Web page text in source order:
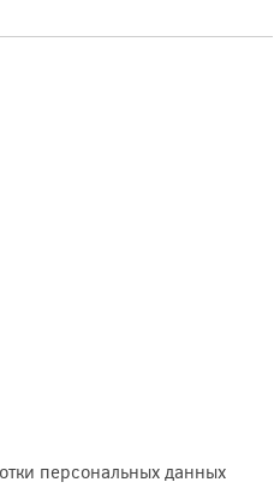
персональных данных